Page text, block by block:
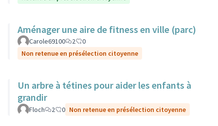
Aménager une aire de fitness en ville (parc)
Carole69100 2
0
Non retenue en présélection citoyenne
Un arbre à tétines pour aider les enfants à
grandir
Floch 2 0 Non retenue en présélection citoyenne